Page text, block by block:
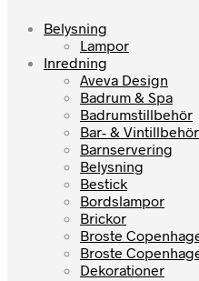
Belysning
Lampor
Inredning
Aveva Design
Badrum & Spa
Badrumstillbehör
Bar- & Vintillbehör
Barnservering
Belysning
Bestick
Bordslampor
Brickor
Broste
Broste
Dekorationer